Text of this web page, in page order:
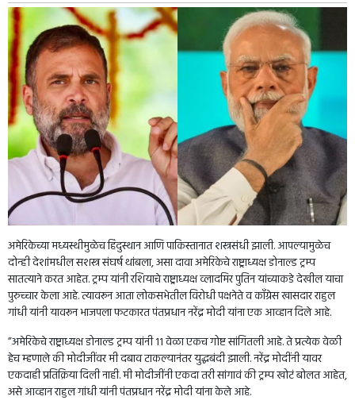
अमेरिकेच्या मध्यस्थीमुळेच हिंदुस्थान आणि पाकिस्तानात शस्त्रसंधी झाली. आपल्यामुळेच
दोन्ही देशांमधील सशस्त्र संघर्ष थांबला, असा दावा अमेरिकेचे राष्ट्राध्यक्ष डोनाल्ड ट्रम्प
सातत्याने करत आहेत. ट्रम्प यांनी रशियाचे राष्ट्राध्यक्ष व्लादमिर पुतिन यांच्याकडे देखील याचा
पुरुच्चार केला आहे. त्यावरून आता लोकसभेतील विरोधी पक्षनेते व काँग्रेस खासदार राहुल
गांधी यांनी यावरून भाजपला फटकारत पंतप्रधान नरेंद्र मोदी यांना एक आव्हान दिले आहे.
”अमेरिकेचे राष्ट्राध्यक्ष डोनाल्ड ट्रम्प यांनी 11 वेळा एकच गोष्ट सांगितली आहे. ते प्रत्येक वेळी
हेच म्हणाले की मोदीजींवर मी दबाव टाकल्यानंतर युद्धबंदी झाली. नरेंद्र मोदींनी यावर
एकदाही प्रतिक्रिया दिली नाही. मी मोदीजींनी एकदा तरी सांगावं की ट्रम्प खोटं बोलत आहेत,
असे आव्हान राहुल गांधी यांनी पंतप्रधान नरेंद्र मोदी यांना केले आहे.